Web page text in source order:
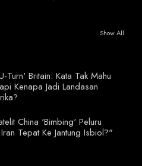
Show All
Turn' Britain: Kata Tak Mahu
Kenapa Jadi Landasan
China 'Bimbing' Peluru
Tepat Ke Jantung Isbiol?"